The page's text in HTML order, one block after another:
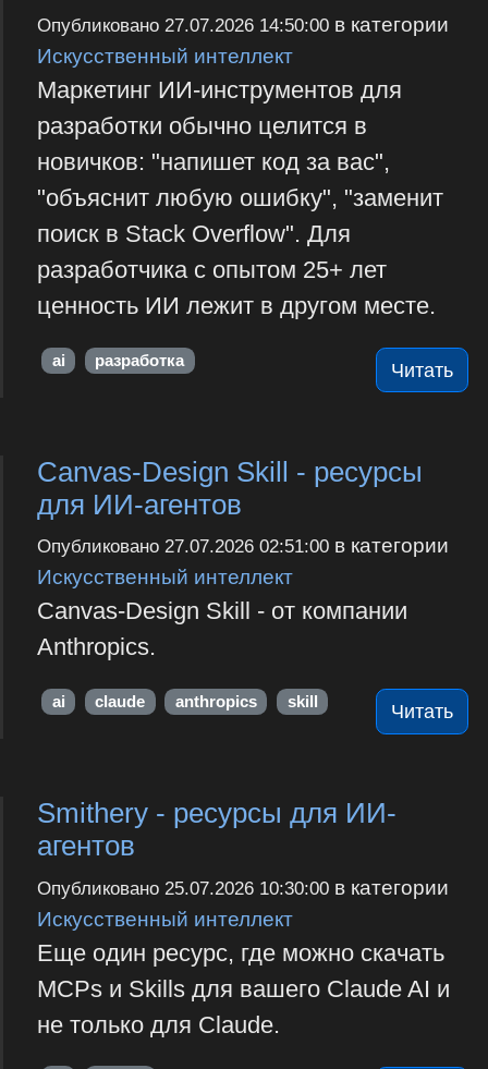
Опубликовано 27.07.2026 14:50:00в категории
Искусственный интеллект
Маркетинг ИИ-инструментов для
разработки обычно целится в
новичков: "напишет код за вас",
"объяснит любую ошибку", "заменит
поиск в Stack Overflow". Для
разработчика с опытом 25+ лет
ценность ИИ лежит в другом месте.
Читать
ai разработка
Canvas-Design Skill - ресурсы
для ИИ-агентов
Опубликовано 27.07.2026 02:51:00в категории
Искусственный интеллект
Canvas-Design Skill - от компании
Anthropics.
Читать
ai claude anthropics skill
Smithery - ресурсы для ИИ-
агентов
Опубликовано 25.07.2026 10:30:00в категории
Искусственный интеллект
Еще один ресурс, где можно скачать
MCPs и Skills для вашего Claude AI и
не только для Claude.